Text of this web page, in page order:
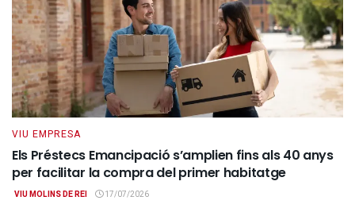
VIU EMPRESA
Els Préstecs Emancipació s’amplien fins als 40 anys
per facilitar la compra del primer habitatge
VIU MOLINS DE REI 17/07/2026